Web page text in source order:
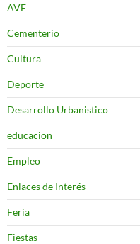
AVE
Cementerio
Cultura
Deporte
Desarrollo Urbanistico
educacion
Empleo
Enlaces de Interés
Feria
Fiestas